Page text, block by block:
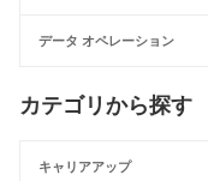
データ オペレーション
カテゴリから探す
キャリアアップ